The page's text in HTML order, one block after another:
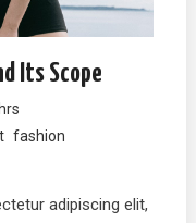
Its Scope
fashion
adipiscing elit,